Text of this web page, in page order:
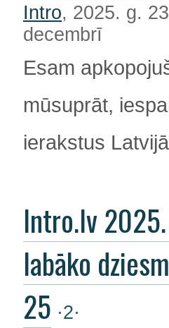
Intro, 2025. g.
decembrī
Esam
mūsuprāt,
ierakstus
Intro.lv
labāko
25 ·2·